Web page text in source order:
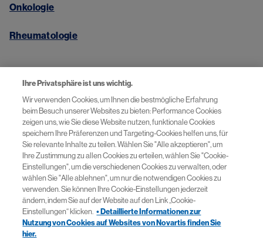
Onkologie
Rheumatologie
Wichtige Links​
Kontakt
Cookie-Einstellungen
Datenschutzerklärung​
Nutzungsbedingungen
Ihre Privatsphäre ist uns wichtig.
Wir verwenden Cookies, um Ihnen die bestmögliche Erfahrung
beim Besuch unserer Websites zu bieten: Performance Cookies
zeigen uns, wie Sie diese Website nutzen, funktionale Cookies
speichern Ihre Präferenzen und Targeting-Cookies helfen uns, für
Sie relevante Inhalte zu teilen. Wählen Sie "Alle akzeptieren", um
Ihre Zustimmung zu allen Cookies zu erteilen, wählen Sie "Cookie-
Einstellungen", um die verschiedenen Cookies zu verwalten, oder
wählen Sie "Alle ablehnen", um nur die notwendigen Cookies zu
verwenden. Sie können Ihre Cookie-Einstellungen jederzeit
ändern, indem Sie auf der Website auf den Link „Cookie-
Einstellungen“ klicken. • Detaillierte Informationen zur
Nutzung von Cookies auf Websites von Novartis finden Sie
hier.